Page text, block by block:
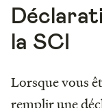
la SCI
Lorsque vous
remplir une